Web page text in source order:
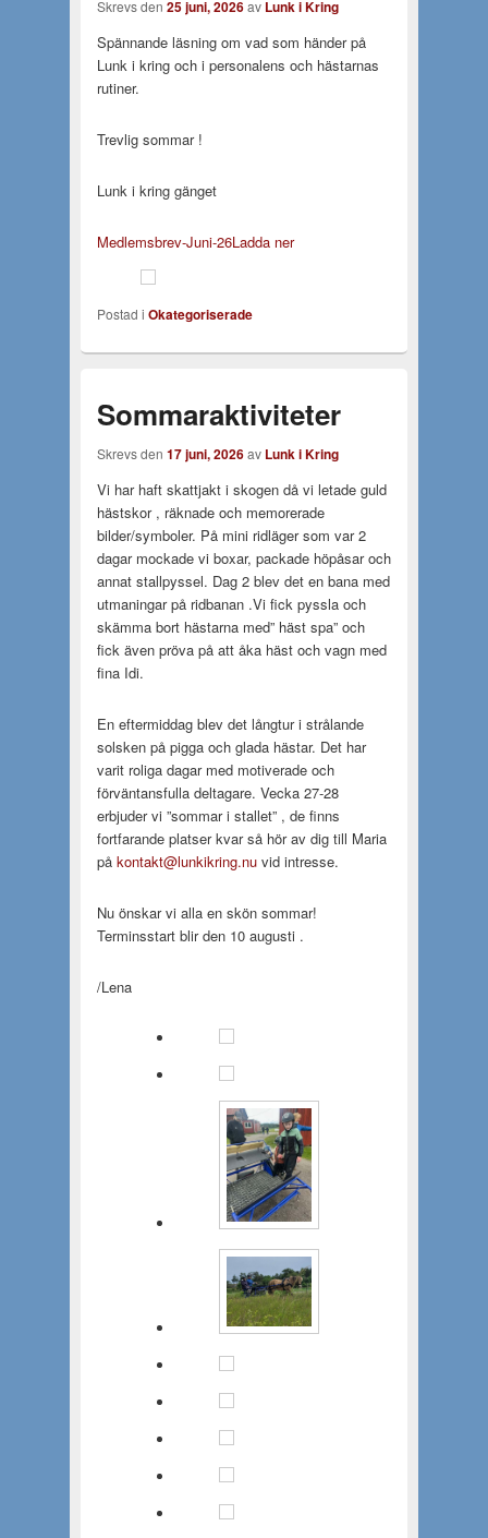
Skrevs den 25 juni, 2026av Lunk i Kring
Spännande läsning om vad som händer på
Lunk i kring och i personalens och hästarnas
rutiner.
Trevlig sommar !
Lunk i kring gänget
Medlemsbrev-Juni-26Ladda ner
Postad i Okategoriserade
Sommaraktiviteter
Skrevs den 17 juni, 2026av Lunk i Kring
Vi har haft skattjakt i skogen då vi letade guld
hästskor , räknade och memorerade
bilder/symboler. På mini ridläger som var 2
dagar mockade vi boxar, packade höpåsar och
annat stallpyssel. Dag 2 blev det en bana med
utmaningar på ridbanan .Vi fick pyssla och
skämma bort hästarna med” häst spa” och
fick även pröva på att åka häst och vagn med
fina Idi.
En eftermiddag blev det långtur i strålande
solsken på pigga och glada hästar. Det har
varit roliga dagar med motiverade och
förväntansfulla deltagare. Vecka 27-28
erbjuder vi ”sommar i stallet” , de finns
fortfarande platser kvar så hör av dig till Maria
på kontakt@lunkikring.nuvid intresse.
Nu önskar vi alla en skön sommar!
Terminsstart blir den 10 augusti .
/Lena